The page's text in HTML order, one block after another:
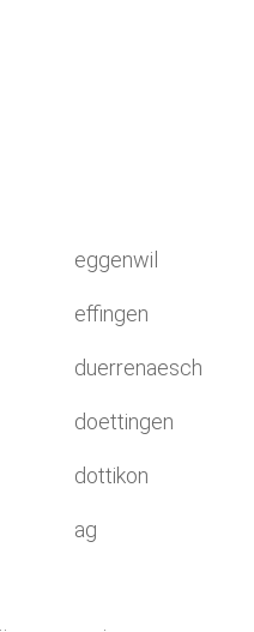
eggenwil
effingen
duerrenaesch
doettingen
dottikon
ag